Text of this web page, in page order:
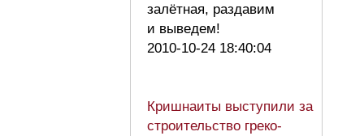
залётная, раздавим
и выведем!
2010-10-24 18:40:04
Кришнаиты выступили за
строительство греко-